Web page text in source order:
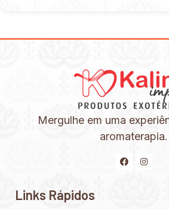
Mergulhe em uma
aromaterapia.
Links Rápidos